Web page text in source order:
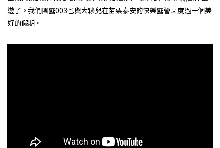
遊了。我們團露003也與大夥兒在苗栗泰安的快樂露營區度過一個美
好的假期。